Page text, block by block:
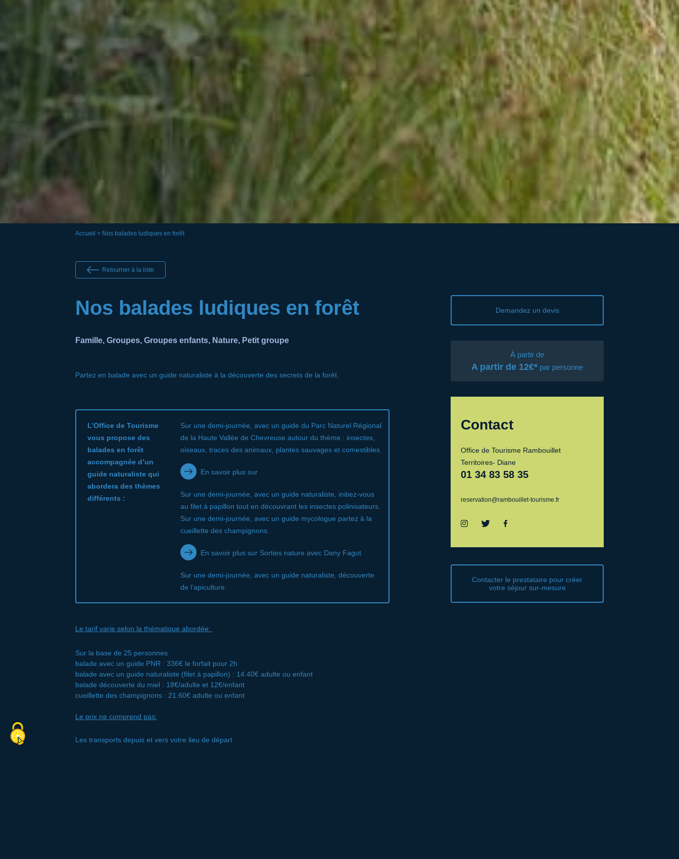
Accueil > Nos balades ludiques en forêt
Retourner à la liste
Nos balades ludiques en forêt
Famille, Groupes, Groupes enfants, Nature, Petit groupe
Partez en balade avec un guide naturaliste à la découverte des secrets de la forêt.
L’Office de Tourisme
vous propose des
balades en forêt
accompagnée d’un
guide naturaliste qui
abordera des thèmes
différents :
Sur une demi-journée, avec un guide du Parc Naturel Régional
de la Haute Vallée de Chevreuse autour du thème : insectes,
oiseaux, traces des animaux, plantes sauvages et comestibles.
En savoir plus sur
Sur une demi-journée, avec un guide naturaliste, initiez-vous
au filet à papillon tout en découvrant les insectes polinisateurs.
Sur une demi-journée, avec un guide mycologue partez à la
cueillette des champignons.
En savoir plus sur Sorties nature avec Dany Fagot
Sur une demi-journée, avec un guide naturaliste, découverte
de l’apiculture.
Le tarif varie selon la thématique abordée:
Sur la base de 25 personnes
balade avec un guide PNR : 336€ le forfait pour 2h
balade avec un guide naturaliste (filet à papillon) : 14.40€ adulte ou enfant
balade découverte du miel : 18€/adulte et 12€/enfant
cueillette des champignons : 21.60€ adulte ou enfant
Le prix ne comprend pas:
Les transports depuis et vers votre lieu de départ
Demandez un devis
À partir de
A partir de 12€* par personne
Contact
Office de Tourisme Rambouillet
Territoires- Diane
01 34 83 58 35
reservation@rambouillet-tourisme.fr
Contacter le prestataire pour créer
votre séjour sur-mesure